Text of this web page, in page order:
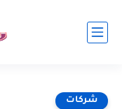
شركات